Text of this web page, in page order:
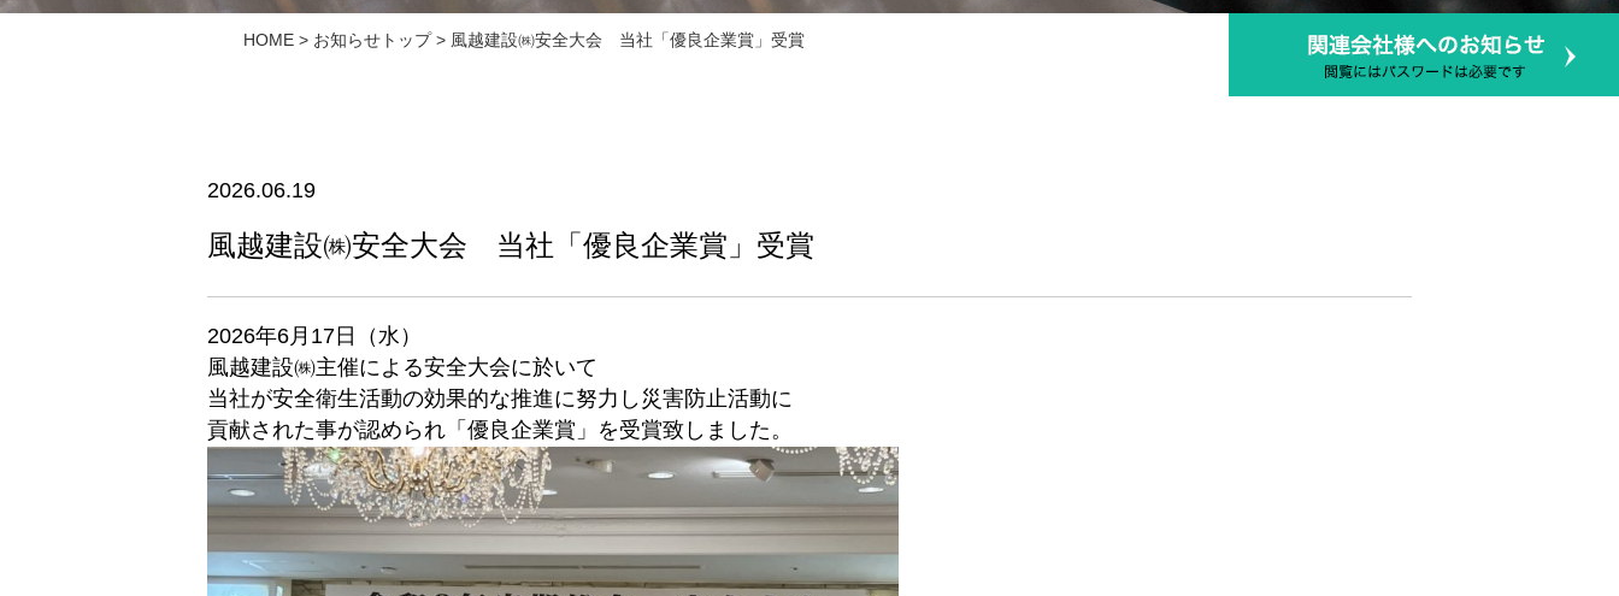
HOME> お知らせトップ> 風越建設㈱安全大会 当社「優良企業賞」受賞
2026.06.19
風越建設㈱安全大会 当社「優良企業賞」受賞
2026年6月17日（水）
風越建設㈱主催による安全大会に於いて
当社が安全衛生活動の効果的な推進に努力し災害防止活動に
貢献された事が認められ「優良企業賞」を受賞致しました。